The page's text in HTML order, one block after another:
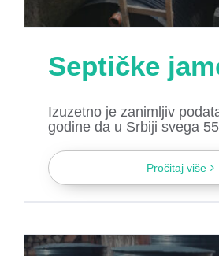
Septičke
Izuzetno je zanimljiv
godine da u Srbiji svega
Pročitaj više